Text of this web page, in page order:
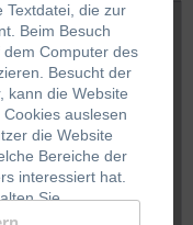
Textdatei, die zur
Beim Besuch
Computer des
Besucht der
kann die Website
auslesen
die Website
Bereiche der
interessiert hat.
Sie
überall möglich
zum Kochen